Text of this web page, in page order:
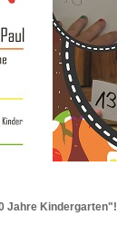
Jahre Kindergarten"!